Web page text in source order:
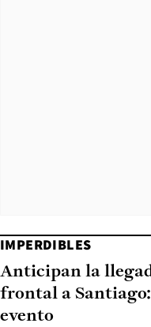
IMPERDIBLES
Anticipan la
frontal a
evento